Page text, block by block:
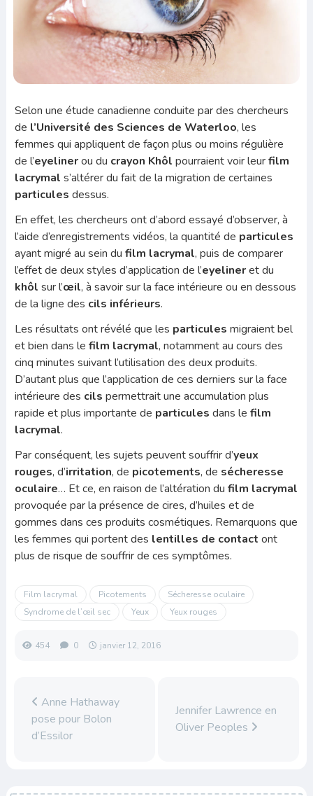
Selon une étude canadienne conduite par des chercheurs
de l’Université des Sciences de Waterloo, les
femmes qui appliquent de façon plus ou moins régulière
de l’eyelinerou du crayon Khôl pourraient voir leurfilm
lacrymal s’altérer du fait de la migration de certaines
particules dessus.
En effet, les chercheurs ont d’abord essayé d’observer, à
l’aide d’enregistrements vidéos, la quantité de particules
ayant migré au sein du film lacrymal, puis de comparer
l’effet de deux styles d’application de l’eyelineret du
khôl sur l’œil, à savoir sur la face intérieure ou en dessous
de la ligne des cils inférieurs.
Les résultats ont révélé que les particules migraient bel
et bien dans le film lacrymal, notamment au cours des
cinq minutes suivant l’utilisation des deux produits.
D’autant plus que l’application de ces derniers sur la face
intérieure des cils permettrait une accumulation plus
rapide et plus importante de particules dans le film
lacrymal.
Par conséquent, les sujets peuvent souffrir d’yeux
rouges, d’irritation, de picotements, de sécheresse
oculaire… Et ce, en raison de l’altération du film lacrymal
provoquée par la présence de cires, d’huiles et de
gommes dans ces produits cosmétiques. Remarquons que
les femmes qui portent des lentilles de contact ont
plus de risque de souffrir de ces symptômes.
Film lacrymal Picotements
Sécheresse oculaire
Syndrome de l’œil sec
Yeux Yeux rouges
454 0 janvier 12, 2016
Anne Hathaway
pose pour Bolon
d’Essilor
Jennifer Lawrence en
Oliver Peoples